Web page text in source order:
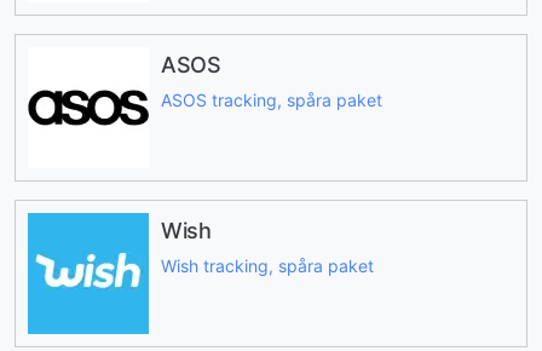
ASOS
ASOS tracking, spåra paket
Wish
Wish tracking, spåra paket